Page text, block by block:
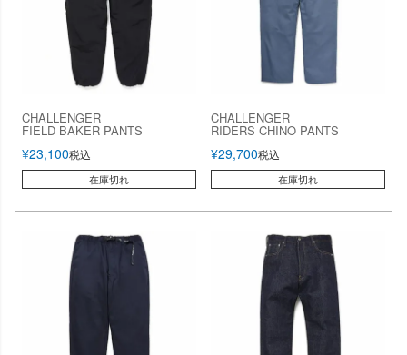
CHALLENGER
FIELD BAKER PANTS
¥23,100税込
在庫切れ
CHALLENGER
RIDERS CHINO PANTS
¥29,700税込
在庫切れ